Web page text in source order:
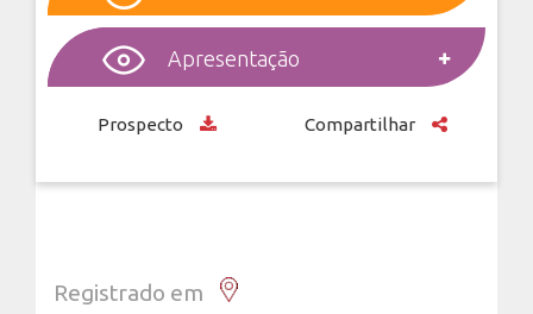
Apresentação
Prospecto Compartilhar
Registrado em